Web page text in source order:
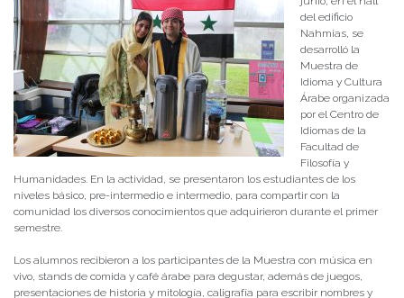
del edificio
Nahmias, se
desarrolló la
Muestra de
Idioma y Cultura
Árabe organizada
por el Centro de
Idiomas de la
Facultad de
Filosofía y
Humanidades. En la actividad, se presentaron los estudiantes de los
niveles básico, pre-intermedio e intermedio, para compartir con la
comunidad los diversos conocimientos que adquirieron durante el primer
semestre.
Los alumnos recibieron a los participantes de la Muestra con música en
vivo, stands de comida y café árabe para degustar, además de juegos,
presentaciones de historia y mitología, caligrafía para escribir nombres y